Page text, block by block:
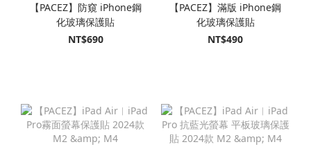
【PACEZ】防窺 iPhone鋼
化玻璃保護貼
NT$690
【PACEZ】滿版 iPhone鋼
化玻璃保護貼
NT$490